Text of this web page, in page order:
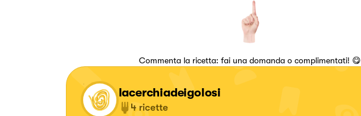
Commenta la ricetta: fai una domanda o complimentati! 😋
lacerchiadeigolosi
4 ricette